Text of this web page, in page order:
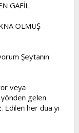
GAFİL
OLMUŞ
Şeytanın
veya
gelen
Edilen her dua yı